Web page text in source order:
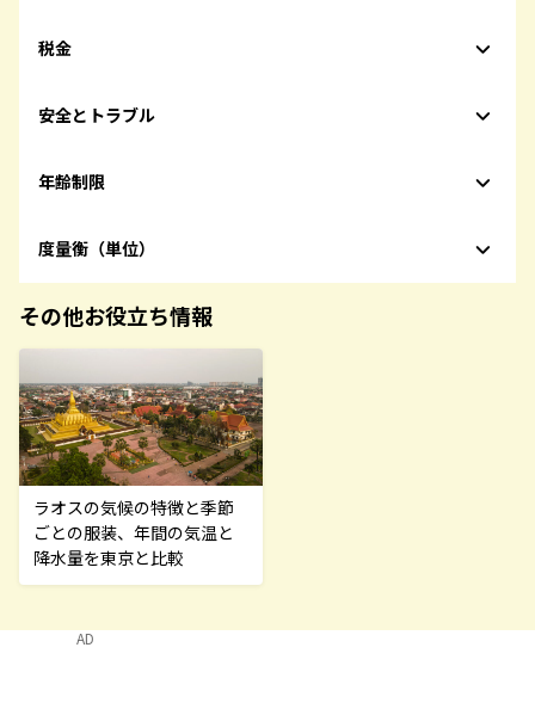
税金
安全とトラブル
年齢制限
度量衡（単位）
その他お役立ち情報
ラオスの気候の特徴と季節
ごとの服装、年間の気温と
降水量を東京と比較
AD